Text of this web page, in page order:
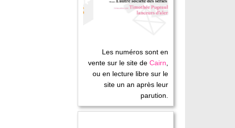
Les numéros sont en
vente sur le site deCairn,
ou en lecture libre sur le
site un an après leur
parution.